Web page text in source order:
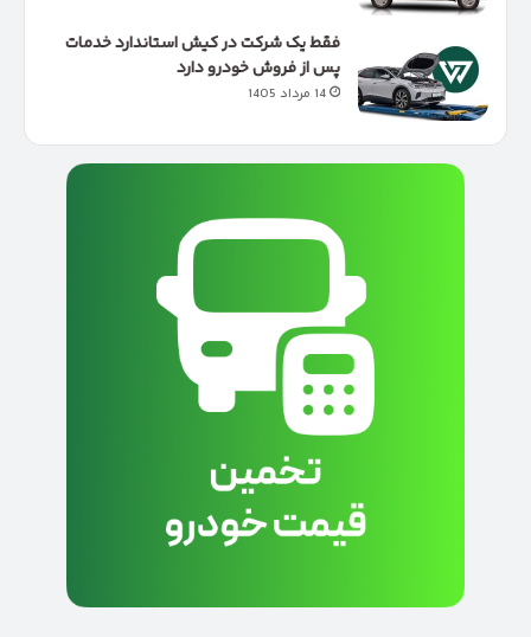
فقط یک شرکت در کیش استاندارد خدمات
پس از فروش خودرو دارد
14 مرداد 1405